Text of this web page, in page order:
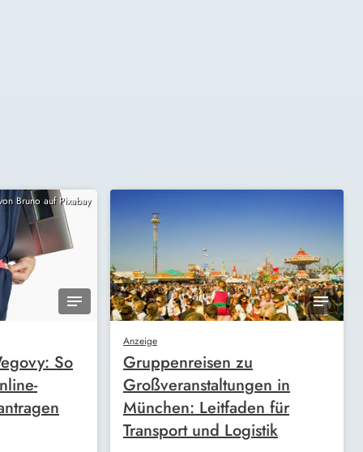
Bruno auf Pixabay
So
Anzeige
Gruppenreisen zu
Großveranstaltungen in
München: Leitfaden für
Transport und Logistik